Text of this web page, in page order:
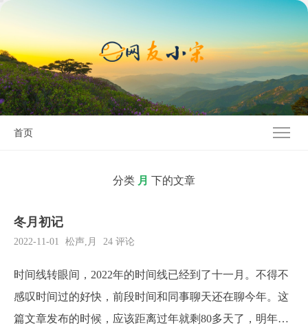
首页
分类 月 下的文章
冬月初记
2022-11-01 松声, 月 24 评论
时间线转眼间，2022年的时间线已经到了十一月。不得不
感叹时间过的好快，前段时间和同事聊天还在聊今年。这
篇文章发布的时候，应该距离过年就剩80多天了，明年春